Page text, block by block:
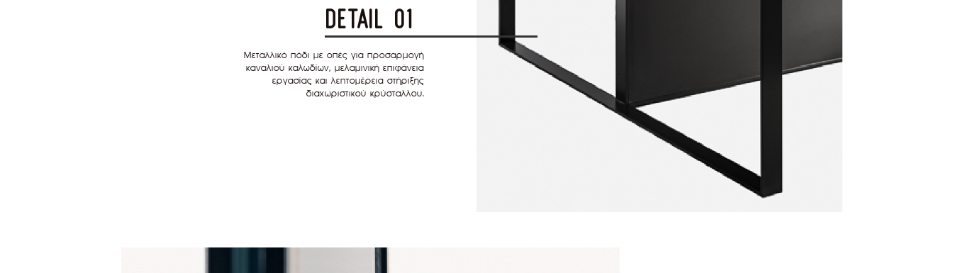
detail 01
Μεταλλικό πόδι με οπές για προσαρμογή
καναλιού καλωδίων, μελαμινική επιφάνεια
εργασίας και λεπτομέρεια στήριξης
διαχωριστικού κρύσταλλου.